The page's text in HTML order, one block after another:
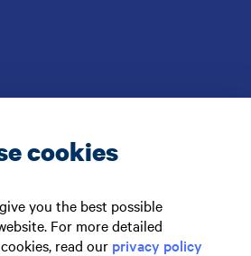
51 73 00
medier
cookies
you the best possible
For more detailed
read our privacy policy